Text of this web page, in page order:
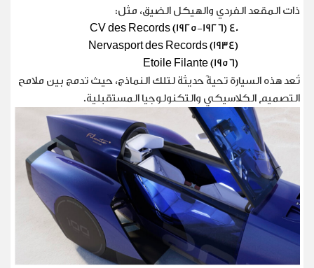
ذات المقعد الفردي والهيكل الضيق، مثل:
40 CV des Records (1925-1926)
Nervasport des Records (1934)
Etoile Filante (1956)
تُعد هذه السيارة تحيةً حديثة لتلك النماذج، حيث تدمج بين ملامح
التصميم الكلاسيكي والتكنولوجيا المستقبلية.